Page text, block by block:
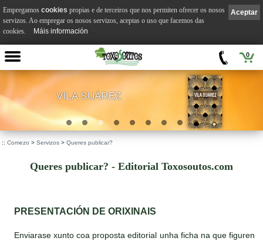
0
VILA SUÁREZ
:: Comezo > Servizos > Queres publicar?
Queres publicar? - Editorial Toxosoutos.com
PRESENTACIÓN DE ORIXINAIS
Enviarase xunto coa proposta editorial unha ficha na que figuren
Aceptar
Empregamos cookies propias e de terceiros que nos permiten ofrecer os nosos
servizos. Ao empregar os nosos servizos, aceptas o uso que facemos das
cookies.
Máis información